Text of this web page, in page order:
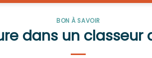
BON À SAVOIR
dans un classeur